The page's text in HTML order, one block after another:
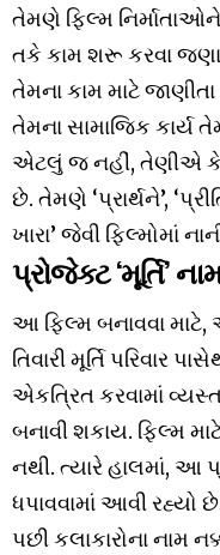
તેમણે ફિલ્મ
તકે કામ શરૂ કરવા
તેમના કામ માટે
તેમના સામાજિક કાર્ય
એટલું જ નહીં, તેણીએ
છે. તેમણે ‘પ્રાર્થને’,
ખારા’ જેવી ફિલ્મોમાં
પ્રોજેક્ટ ‘મૂર્તિ’
આ ફિલ્મ બનાવવા માટે,
તિવારી મૂર્તિ પરિવાર
એકત્રિત કરવામાં
બનાવી શકાય. ફિલ્મ
નથી. ત્યારે હાલમાં, આ
ધપાવવામાં આવી રહ્યો
પછી કલાકારોના નામ